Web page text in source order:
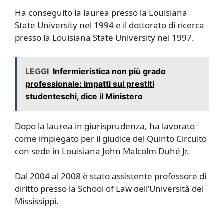
Ha conseguito la laurea presso la Louisiana
State University nel 1994 e il dottorato di ricerca
presso la Louisiana State University nel 1997.
LEGGI Infermieristica non più grado
professionale: impatti sui prestiti
studenteschi, dice il Ministero
Dopo la laurea in giurisprudenza, ha lavorato
come impiegato per il giudice del Quinto Circuito
con sede in Louisiana John Malcolm Duhé Jr.
Dal 2004 al 2008 è stato assistente professore di
diritto presso la School of Law dell’Università del
Mississippi.